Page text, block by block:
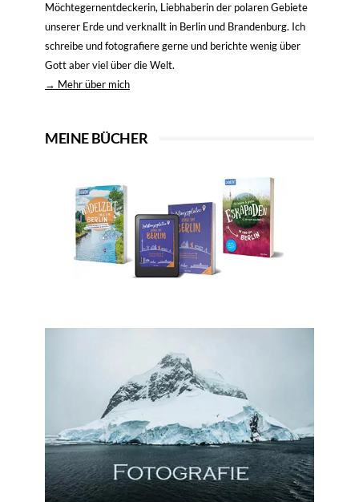
Möchtegernentdeckerin, Liebhaberin der polaren Gebiete
unserer Erde und verknallt in Berlin und Brandenburg. Ich
schreibe und fotografiere gerne und berichte wenig über
Gott aber viel über die Welt.
→ Mehr über mich
MEINE BÜCHER